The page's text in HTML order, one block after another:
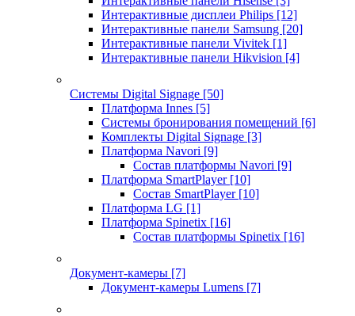
Интерактивные дисплеи Philips [12]
Интерактивные панели Samsung [20]
Интерактивные панели Vivitek [1]
Интерактивные панели Hikvision [4]
Системы Digital Signage [50]
Платформа Innes [5]
Системы бронирования помещений [6]
Комплекты Digital Signage [3]
Платформа Navori [9]
Состав платформы Navori [9]
Платформа SmartPlayer [10]
Состав SmartPlayer [10]
Платформа LG [1]
Платформа Spinetix [16]
Состав платформы Spinetix [16]
Документ-камеры [7]
Документ-камеры Lumens [7]